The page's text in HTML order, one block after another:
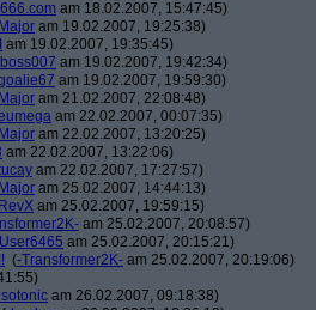
am 18.02.2007, 15:47:45)
Major am 19.02.2007, 19:25:38)
am 19.02.2007, 19:35:45)
am 19.02.2007, 19:42:34)
am 19.02.2007, 19:59:30)
Major am 21.02.2007, 22:08:48)
am 22.02.2007, 00:07:35)
Major am 22.02.2007, 13:20:25)
am 22.02.2007, 13:22:06)
am 22.02.2007, 17:27:57)
Major am 25.02.2007, 14:44:13)
RevX am 25.02.2007, 19:59:15)
am 25.02.2007, 20:08:57)
User6465 am 25.02.2007, 20:15:21)
(-Transformer2K- am 25.02.2007, 20:19:06)
isotonic am 26.02.2007, 09:18:38)